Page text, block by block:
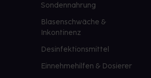
Sondennahrung
Blasenschwäche &
Inkontinenz
Desinfektionsmittel
Einnehmehilfen & Dosierer